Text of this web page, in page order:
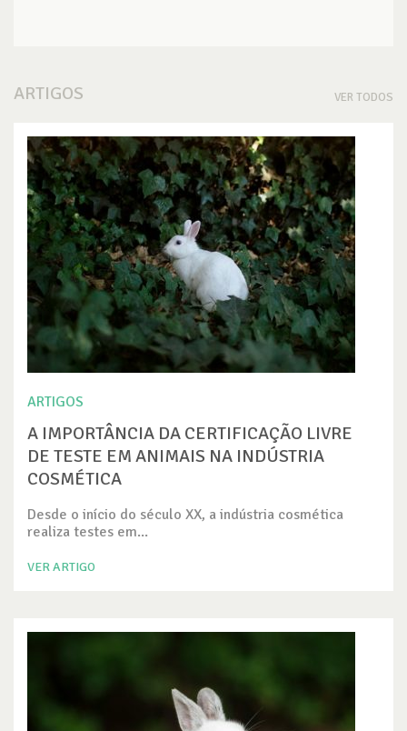
ARTIGOS VER TODOS
ARTIGOS
A IMPORTÂNCIA DA CERTIFICAÇÃO LIVRE
DE TESTE EM ANIMAIS NA INDÚSTRIA
COSMÉTICA
Desde o início do século XX, a indústria cosmética
realiza testes em...
VER ARTIGO